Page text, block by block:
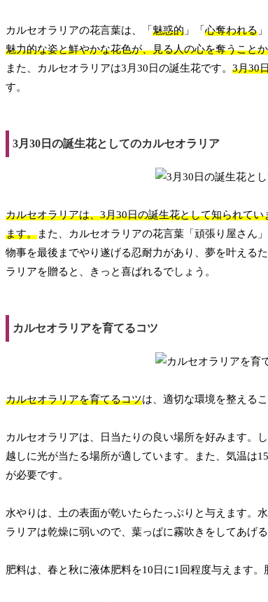
カルセオラリアの花言葉は、「 魅惑的 」「 心奪われる
魅力的な姿と鮮やかな花色が、見る人の心を奪うこと
また、カルセオラリアは3月30日の誕生花です。 3月30
す。
3月30日の誕生花としてのカルセオラリア
カルセオラリアは、3月30日の誕生花として知られて
ます。また、カルセオラリアの花言葉「頑張り屋さん
物事を最後までやり遂げる忍耐力があり、夢を叶える
ラリアを贈ると、きっと喜ばれるでしょう。
カルセオラリアを育てるコツ
カルセオラリアを育てるコツは、適切な環境を整える
カルセオラリアは、日当たりの良い場所を好みます。
越しに光が当たる場所が適しています。また、気温は
が必要です。
水やりは、土の表面が乾いたらたっぷりと与えます。
ラリアは乾燥に弱いので、葉っぱに霧吹きをしてあげる
肥料は、春と秋に液体肥料を10日に1回程度与えます